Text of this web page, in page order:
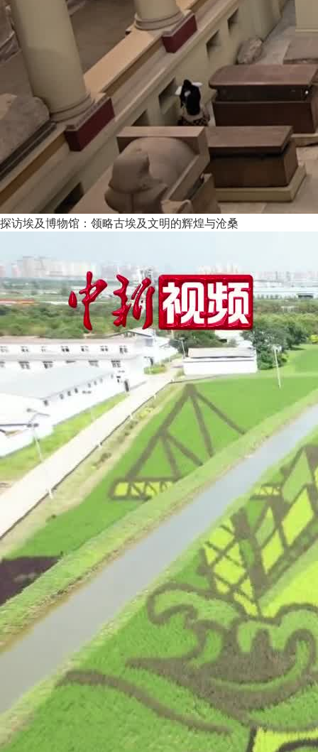
探访埃及博物馆：领略古埃及文明的辉煌与沧桑